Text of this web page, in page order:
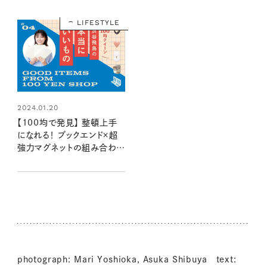
LIFESTYLE
2024.01.20
【100均で発見】 整頓上手
になれる！ ブックエンド×超
強力マグネットの組み合わせ
ン渋谷飛鳥の『本当にいいも
photograph: Mari Yoshioka, Asuka Shibuya text: